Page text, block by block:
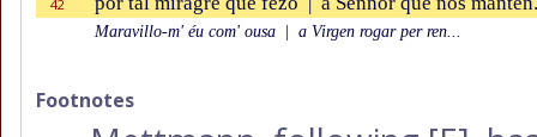
42
Maravillo-m' éu com' ousa a Virgen rogar per ren...
Footnotes